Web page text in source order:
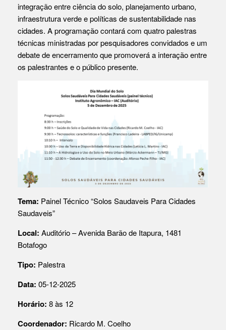
integração entre ciência do solo, planejamento urbano,
infraestrutura verde e políticas de sustentabilidade nas
cidades. A programação contará com quatro palestras
técnicas ministradas por pesquisadores convidados e um
debate de encerramento que promoverá a interação entre
os palestrantes e o público presente.
Tema: Painel Técnico “Solos Saudaveis Para Cidades
Saudaveis”
Local: Auditório – Avenida Barão de Itapura, 1481
Botafogo
Tipo: Palestra
Data: 05-12-2025
Horário: 8 às 12
Coordenador: Ricardo M. Coelho